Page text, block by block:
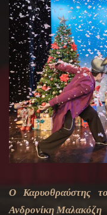
Ο Καρυοθραύστης
Ανδρονίκη Μαλακόζη